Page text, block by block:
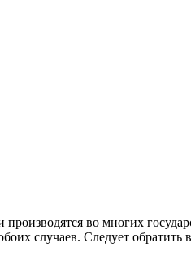
во многих
случаев. Следует